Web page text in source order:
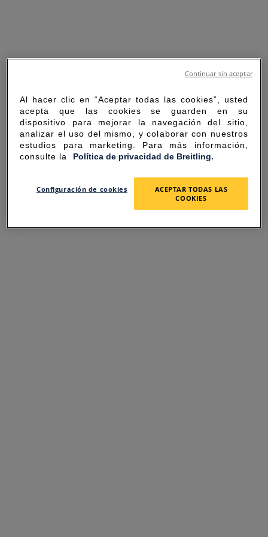
SORRY FOR THE
INCONVENIENCE
Al hacer clic en “Aceptar todas las cookies”, usted
acepta que las cookies se guarden en su
dispositivo para mejorar la navegación del sitio,
analizar el uso del mismo, y colaborar con nuestros
estudios para marketing. Para más información,
consulte la Política de privacidad de Breitling.
Configuración de cookies
ACEPTAR TODAS LAS
COOKIES
Continuar sin aceptar